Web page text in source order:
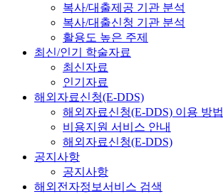
복사/대출제공 기관 분석
복사/대출신청 기관 분석
활용도 높은 주제
최신/인기 학술자료
최신자료
인기자료
해외자료신청(E-DDS)
해외자료신청(E-DDS) 이용 방법
비용지원 서비스 안내
해외자료신청(E-DDS)
공지사항
공지사항
해외전자정보서비스 검색